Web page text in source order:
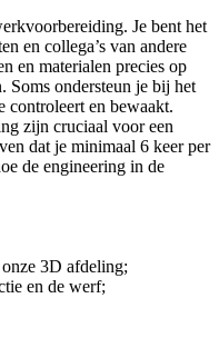
Je bent het
en collega’s van andere
en materialen precies op
Soms ondersteun je bij het
controleert en bewaakt.
zijn cruciaal voor een
dat je minimaal 6 keer per
de engineering in de
3D afdeling;
en de werf;